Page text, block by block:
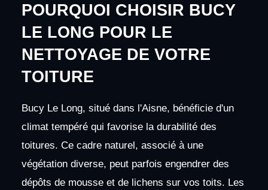
POURQUOI CHOISIR BUCY
LE LONG POUR LE
NETTOYAGE DE VOTRE
TOITURE
Bucy Le Long, situé dans l'Aisne, bénéficie d'un
climat tempéré qui favorise la durabilité des
toitures. Ce cadre naturel, associé à une
végétation diverse, peut parfois engendrer des
dépôts de mousse et de lichens sur vos toits. Les